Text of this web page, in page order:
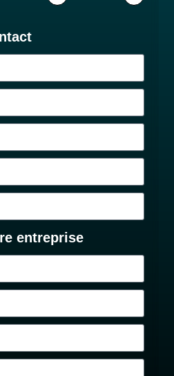
entreprise